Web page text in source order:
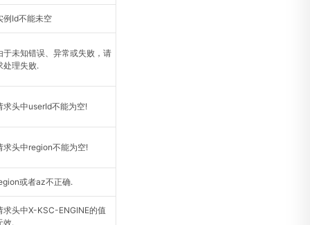
例Id不能未空
于未知错误、异常或失败，请
处理失败.
求头中userId不能为空!
求头中region不能为空!
或者az不正确.
求头中X-KSC-ENGINE的值
效.